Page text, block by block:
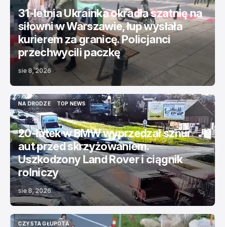
31-letnia Ukrainka okradła szatnię na
siłowni w Warszawie, łup wysłała
kurierem za granicę. Policjanci
przechwycili paczkę
sie 8, 2026
NA DRODZE
NA DRODZE
TOP NEWS
TOP NEWS
20-latek w BMW wyprzedzał sznur
aut przed skrzyżowaniem.
Uszkodzony Land Rover i ciągnik
rolniczy
sie 8, 2026
CZYSTA GŁUPOTA